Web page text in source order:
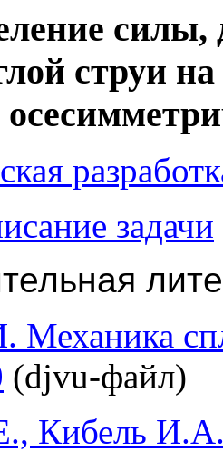
силы,
струи
задачи
Механика
(djvu-файл)
Кибель